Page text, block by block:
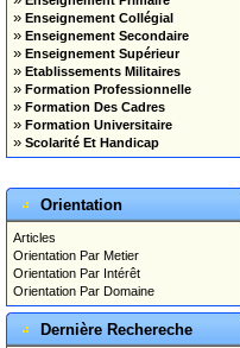
» Enseignement Collégial
» Enseignement Secondaire
» Enseignement Supérieur
» Etablissements Militaires
» Formation Professionnelle
» Formation Des Cadres
» Formation Universitaire
» Scolarité Et Handicap
Orientation
Articles
Orientation Par Metier
Orientation Par Intérêt
Orientation Par Domaine
Dernière Rechereche